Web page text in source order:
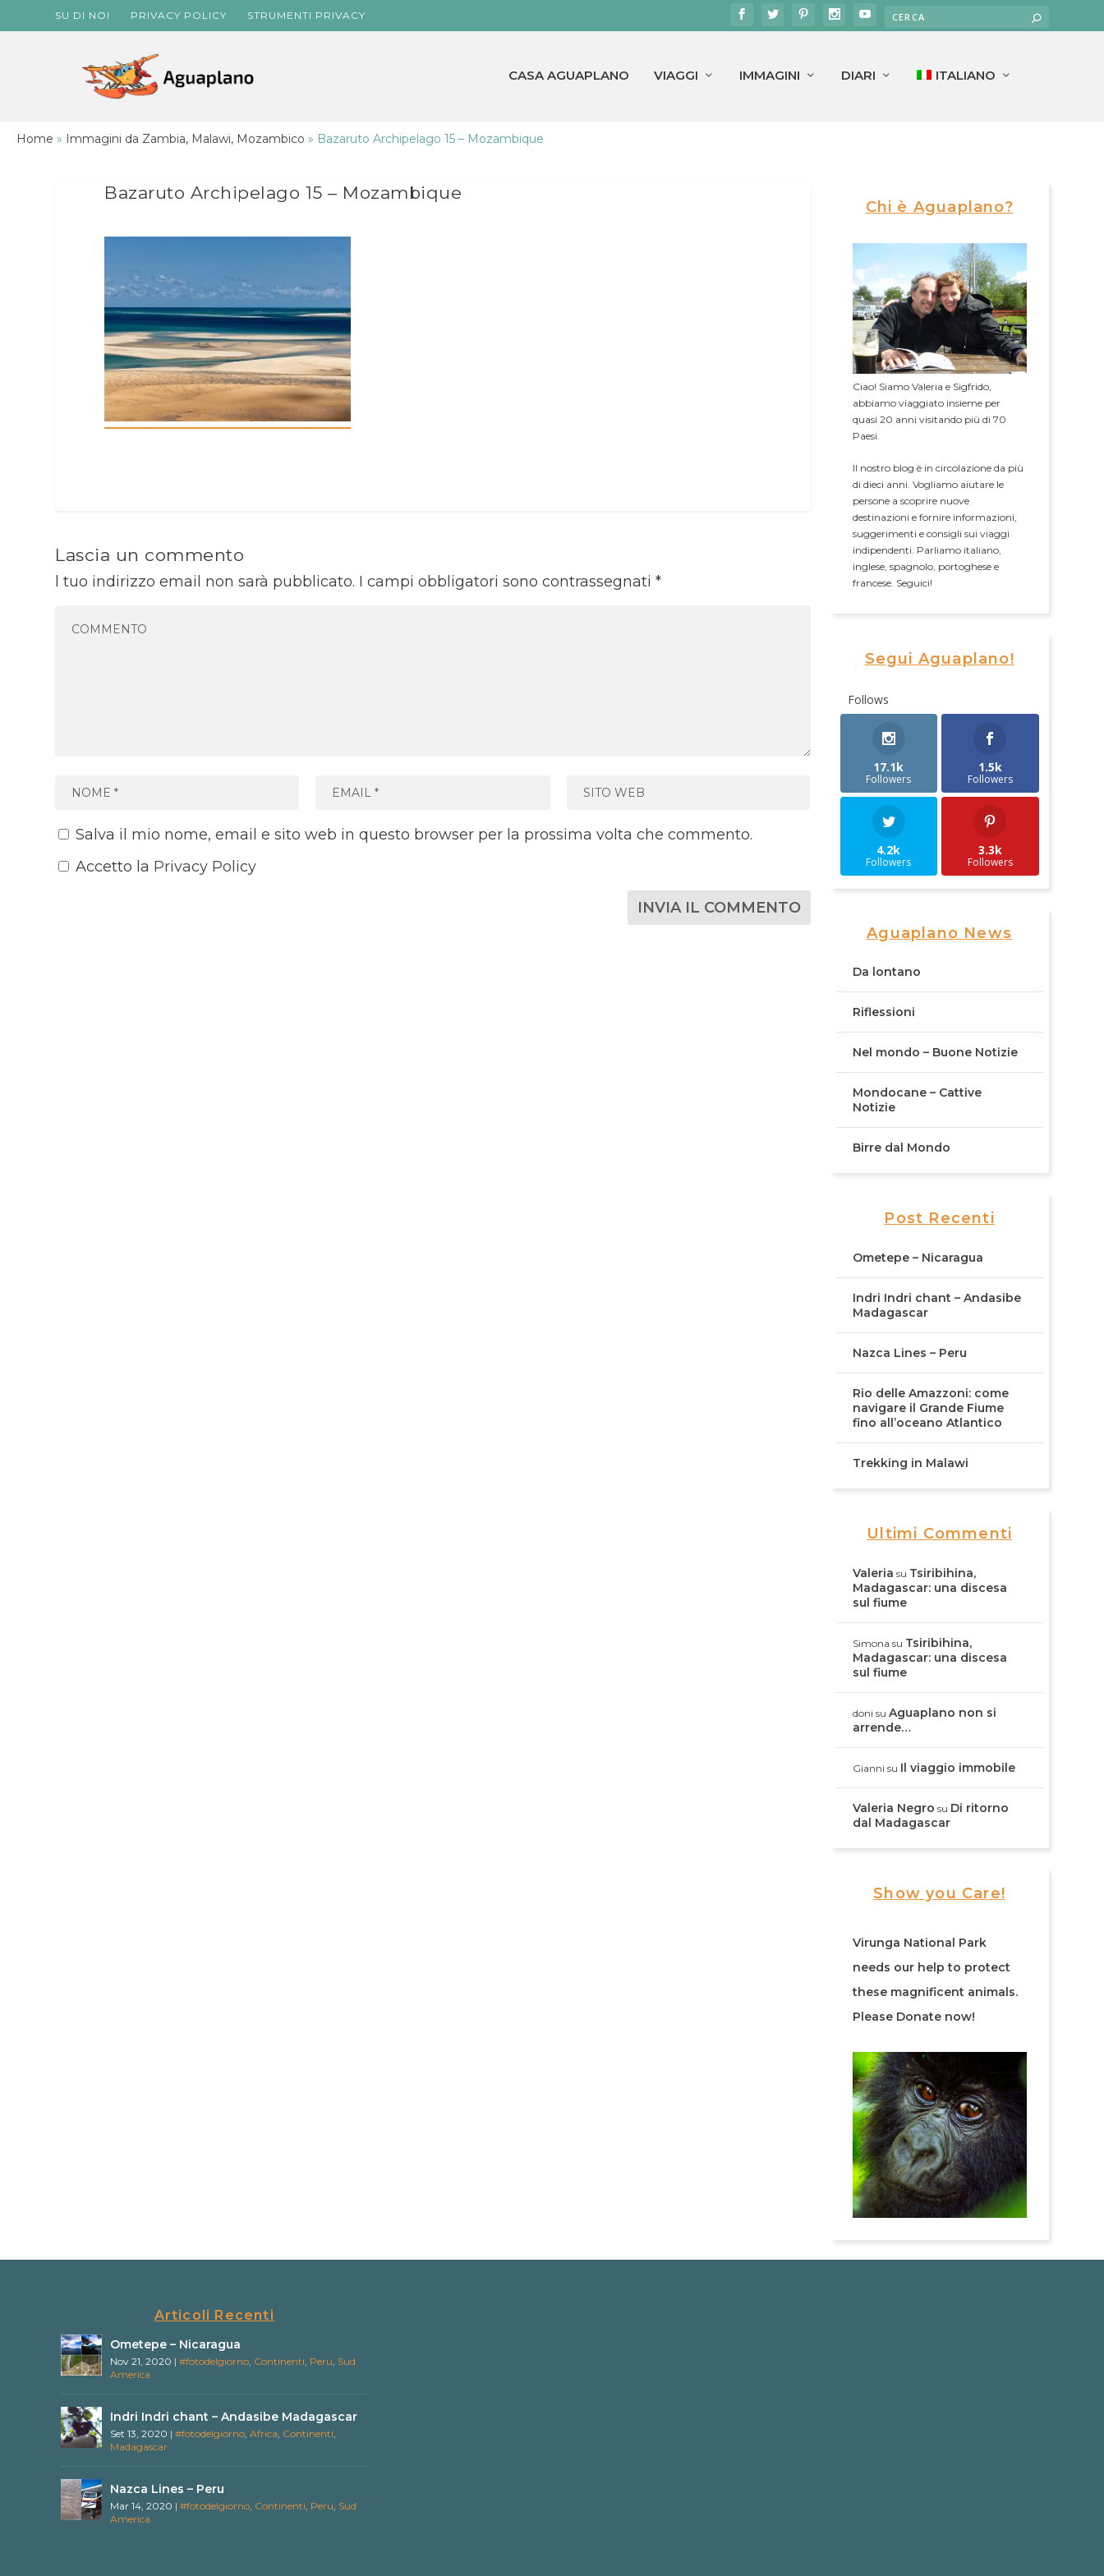
SU DI NOI PRIVACY POLICY STRUMENTI PRIVACY
CASA AGUAPLANO VIAGGI IMMAGINI DIARI ITALIANO
Home » Immagini da Zambia, Malawi, Mozambico » Bazaruto Archipelago 15 – Mozambique
Bazaruto Archipelago 15 – Mozambique
Lascia un commento
l tuo indirizzo email non sarà pubblicato. I campi obbligatori sono contrassegnati*
Salva il mio nome, email e sito web in questo browser per la prossima volta che commento.
Accetto la Privacy Policy
Chi è Aguaplano?
Ciao! Siamo Valeria e Sigfrido,
abbiamo viaggiato insieme per
quasi 20 anni visitando più di 70
Paesi.
Il nostro blog è in circolazione da più
di dieci anni. Vogliamo aiutare le
persone a scoprire nuove
destinazioni e fornire informazioni,
suggerimenti e consigli sui viaggi
indipendenti. Parliamo italiano,
inglese, spagnolo, portoghese e
francese. Seguici!
Segui Aguaplano!
Follows
17.1k
Followers
1.5k
Followers
4.2k
Followers
3.3k
Followers
Aguaplano News
Da lontano
Riflessioni
Nel mondo – Buone Notizie
Mondocane – Cattive
Notizie
Birre dal Mondo
Post Recenti
Ometepe – Nicaragua
Indri Indri chant – Andasibe
Madagascar
Nazca Lines – Peru
Rio delle Amazzoni: come
navigare il Grande Fiume
fino all’oceano Atlantico
Trekking in Malawi
Ultimi Commenti
Valeria su Tsiribihina,
Madagascar: una discesa
sul fiume
Simona su Tsiribihina,
Madagascar: una discesa
sul fiume
doni su Aguaplano non si
arrende…
Gianni su Il viaggio immobile
Valeria Negro su Di ritorno
dal Madagascar
Show you Care!
Virunga National Park
needs our help to protect
these magnificent animals.
Please Donate now!
Articoli Recenti
Ometepe – Nicaragua
Nov 21, 2020 |#fotodelgiorno, Continenti, Peru, Sud
America
Indri Indri chant – Andasibe Madagascar
Set 13, 2020 |#fotodelgiorno,Africa, Continenti,
Madagascar
Nazca Lines – Peru
Mar 14, 2020 |#fotodelgiorno, Continenti, Peru, Sud
America